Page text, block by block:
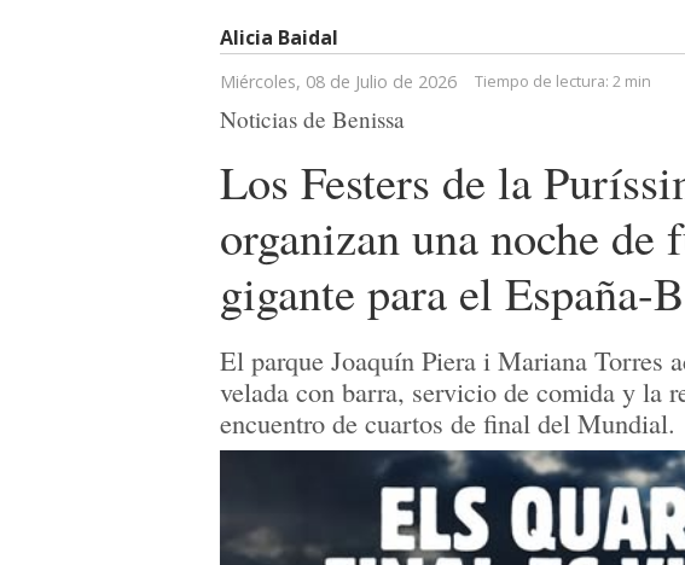
Alicia Baidal
Miércoles, 08 de Julio de 2026 Tiempo de lectura: 2 min
Noticias de Benissa
Los Festers de la
organizan una noche
gigante para el España-
El parque Joaquín Piera i Mariana Torres
velada con barra, servicio de comida y la
encuentro de cuartos de final del Mundial.